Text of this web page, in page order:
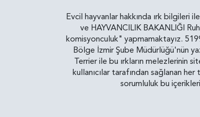
Evcil hayvanlar hakkında ırk bilgileri
ve HAYVANCILIK BAKANLIĞI
komisyonculuk" yapmamaktayız.
Bölge İzmir Şube Müdürlüğü'nün
Terrier ile bu ırkların melezlerinin
kullanıcılar tarafından sağlanan
sorumluluk bu